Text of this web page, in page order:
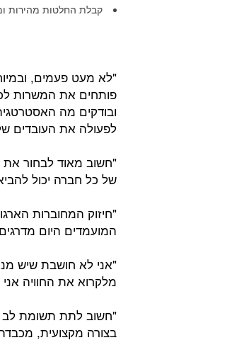
קבלת החלטות מהירות
"לא מעט פעמים,
פותחים את המשרות
ובודקים מה
לפעולה את העובדים
של כל חברה יכול
"חיזוק המחוברות
המועמדים היום
"אני לא חושבת שיש
מלקרוא את החוויה
"חשוב לתת תשומת לב
בצורה מקצועית,